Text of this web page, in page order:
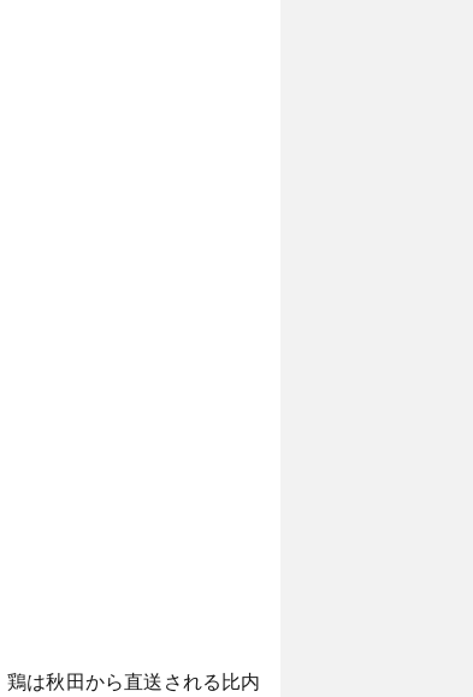
は秋田から直送される比内